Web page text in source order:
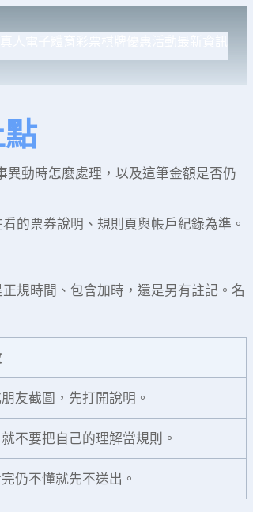
動時怎麼處理，以及這筆金額是否仍
的票券說明、規則頁與帳戶紀錄為準。
規時間、包含加時，還是另有註記。名
友截圖，先打開說明。
不要把自己的理解當規則。
仍不懂就先不送出。